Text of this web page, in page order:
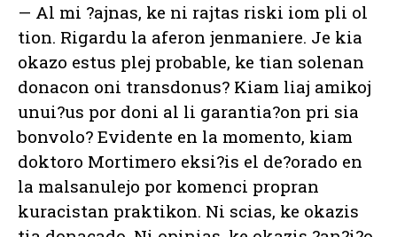
— Al mi ?ajnas, ke ni rajtas riski iom pli ol
tion. Rigardu la aferon jenmaniere. Je kia
okazo estus plej probable, ke tian solenan
donacon oni transdonus? Kiam liaj amikoj
unui?us por doni al li garantia?on pri sia
bonvolo? Evidente en la momento, kiam
doktoro Mortimero eksi?is el de?orado en
la malsanulejo por komenci propran
kuracistan praktikon. Ni scias, ke okazis